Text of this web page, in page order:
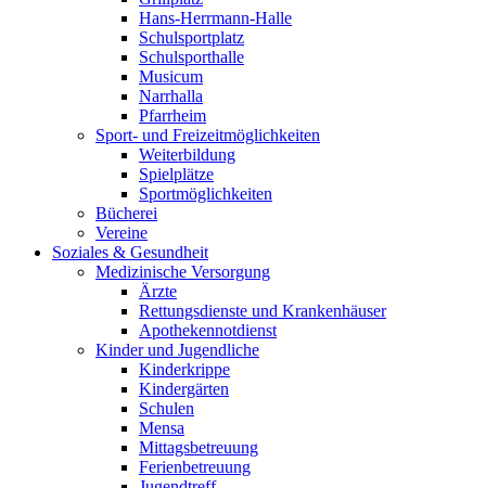
Hans-Herrmann-Halle
Schulsportplatz
Schulsporthalle
Musicum
Narrhalla
Pfarrheim
Sport- und Freizeitmöglichkeiten
Weiterbildung
Spielplätze
Sportmöglichkeiten
Bücherei
Vereine
Soziales & Gesundheit
Medizinische Versorgung
Ärzte
Rettungsdienste und Krankenhäuser
Apothekennotdienst
Kinder und Jugendliche
Kinderkrippe
Kindergärten
Schulen
Mensa
Mittagsbetreuung
Ferienbetreuung